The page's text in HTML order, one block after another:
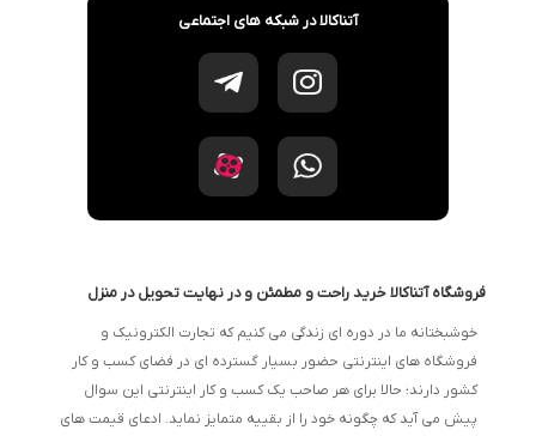
آتناکالا در شبکه های اجتماعی
فروشگاه آتناکالا خرید راحت و مطمئن و در نهایت تحویل در منزل
خوشبختانه ما در دوره ای زندگی می کنیم که تجارت الکترونیک و
فروشگاه های اینترنتی حضور بسیار گسترده ای در فضای کسب و کار
کشور دارند؛ حالا برای هر صاحب یک کسب و کار اینترنتی این سوال
پیش می آید که چگونه خود را از بقییه متمایز نماید. ادعای قیمت های